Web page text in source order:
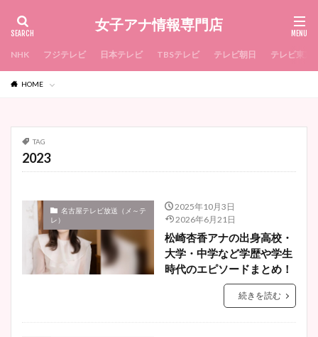
女子アナ情報専門店
NHK フジテレビ 日本テレビ TBSテレビ テレビ朝日 テレビ東京
HOME
TAG
2023
名古屋テレビ放送（メ～テ
レ）
2025年10月3日
2026年6月21日
松崎杏香アナの出身高校・
大学・中学など学歴や学生
時代のエピソードまとめ！
続きを読む